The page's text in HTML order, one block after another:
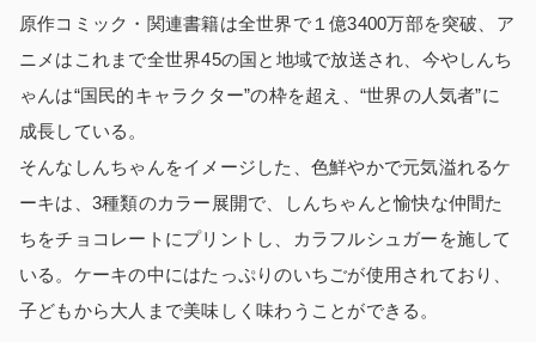
原作コミック・関連書籍は全世界で１億3400万部を突破、ア
ニメはこれまで全世界45の国と地域で放送され、今やしんち
ゃんは“国民的キャラクター”の枠を超え、“世界の人気者”に
成長している。
そんなしんちゃんをイメージした、色鮮やかで元気溢れるケ
ーキは、3種類のカラー展開で、しんちゃんと愉快な仲間た
ちをチョコレートにプリントし、カラフルシュガーを施して
いる。ケーキの中にはたっぷりのいちごが使用されており、
子どもから大人まで美味しく味わうことができる。